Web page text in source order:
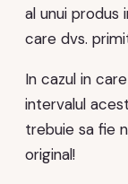
al unui produs
care dvs.
In cazul in
intervalul
trebuie sa fie
original!